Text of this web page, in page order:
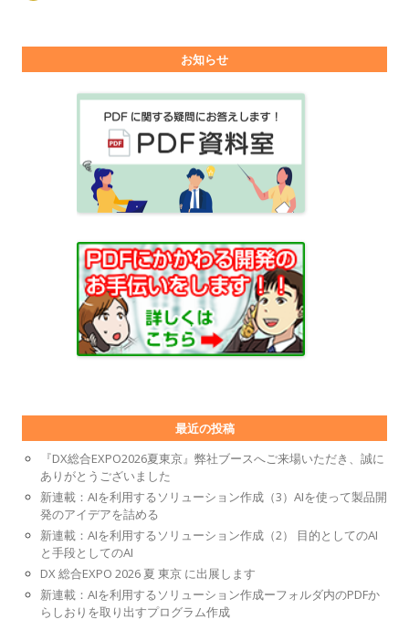
お知らせ
最近の投稿
『DX総合EXPO2026夏東京』弊社ブースへご来場いただき、誠に
ありがとうございました
新連載：AIを利用するソリューション作成（3）AIを使って製品開
発のアイデアを詰める
新連載：AIを利用するソリューション作成（2） 目的としてのAI
と手段としてのAI
DX 総合EXPO 2026 夏 東京 に出展します
新連載：AIを利用するソリューション作成ーフォルダ内のPDFか
らしおりを取り出すプログラム作成